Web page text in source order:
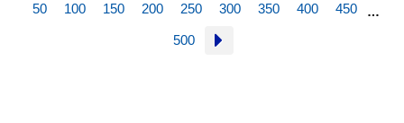
50 100 150 200 250 300 350 400 450 …
500